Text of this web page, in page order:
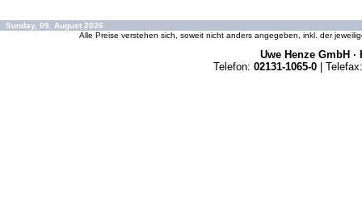
Sunday, 09. August 2026
Alle Preise verstehen sich, soweit nicht anders angegeben, inkl. der
Uwe Henze GmbH ·
Telefon: 02131-1065-0 | Telefax: